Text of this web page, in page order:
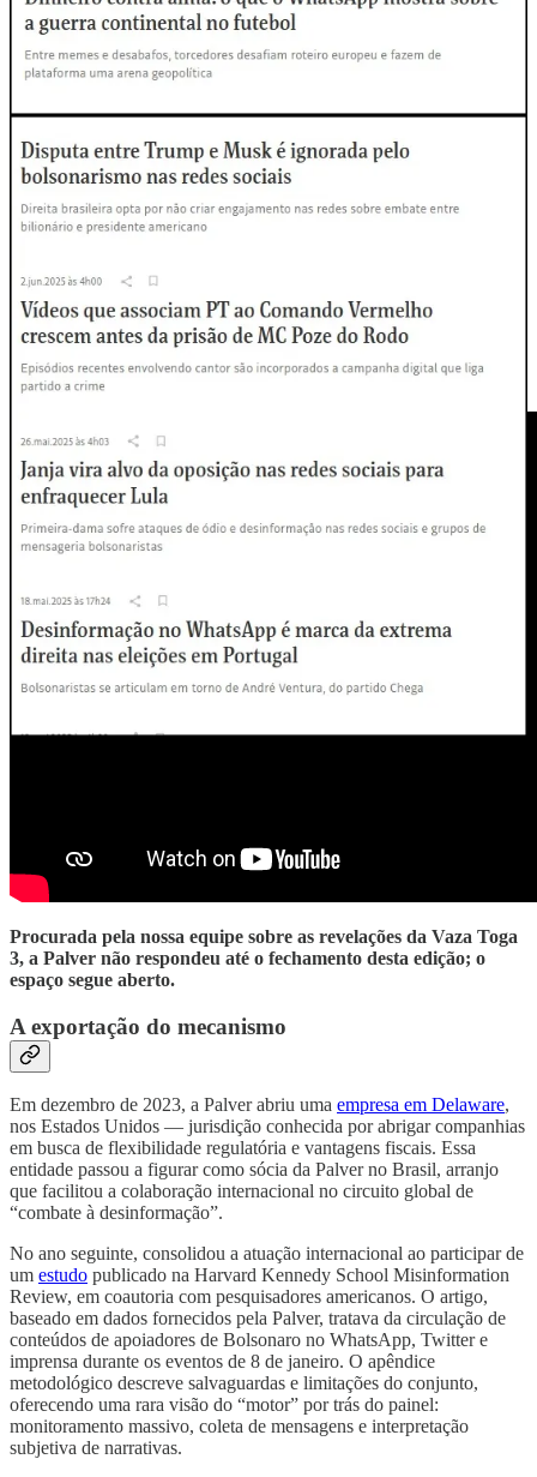
impor uma narrativa por meio da mídia tradicional. “Rotulam e
empurram banimentos sob o selo de desinformação. Agora, tentam
usar o caso Charlie Kirk para colar neonazismo em toda a direita
brasileira. Não cola”, escreveu.
Embora o foco declarado da empresa seja observar tendências de
comunicação e narrativas virais, na prática o trabalho da Palver
envolve identificar a coloração política predominante de
determinados fluxos de mensagens. Ou seja, os sistemas da Palver
são utilizados para traçar “perfis ideológicos” da população — em
especial do segmento bolsonarista —, criando narrativas que
O viés fica evidente em uma fala de Felipe Bailez durante um debate
realizado em abril de 2024. Na ocasião, o CEO da Palver afirmou
que “a direita brasileira é extremamente eficiente em comunicar —
infelizmente, anos-luz à frente da esquerda quando se fala em
comunicação no WhatsApp”.
Procurada pela nossa equipe sobre as revelações da Vaza Toga
3, a Palver não respondeu até o fechamento desta edição; o
espaço segue aberto.
A exportação do mecanismo
Em dezembro de 2023, a Palver abriu uma empresa em Delaware,
nos Estados Unidos — jurisdição conhecida por abrigar companhias
em busca de flexibilidade regulatória e vantagens fiscais. Essa
entidade passou a figurar como sócia da Palver no Brasil, arranjo
que facilitou a colaboração internacional no circuito global de
“combate à desinformação”.
No ano seguinte, consolidou a atuação internacional ao participar de
um estudo publicado na Harvard Kennedy School Misinformation
Review, em coautoria com pesquisadores americanos. O artigo,
baseado em dados fornecidos pela Palver, tratava da circulação de
conteúdos de apoiadores de Bolsonaro no WhatsApp, Twitter e
imprensa durante os eventos de 8 de janeiro. O apêndice
metodológico descreve salvaguardas e limitações do conjunto,
oferecendo uma rara visão do “motor” por trás do painel:
monitoramento massivo, coleta de mensagens e interpretação
subjetiva de narrativas.